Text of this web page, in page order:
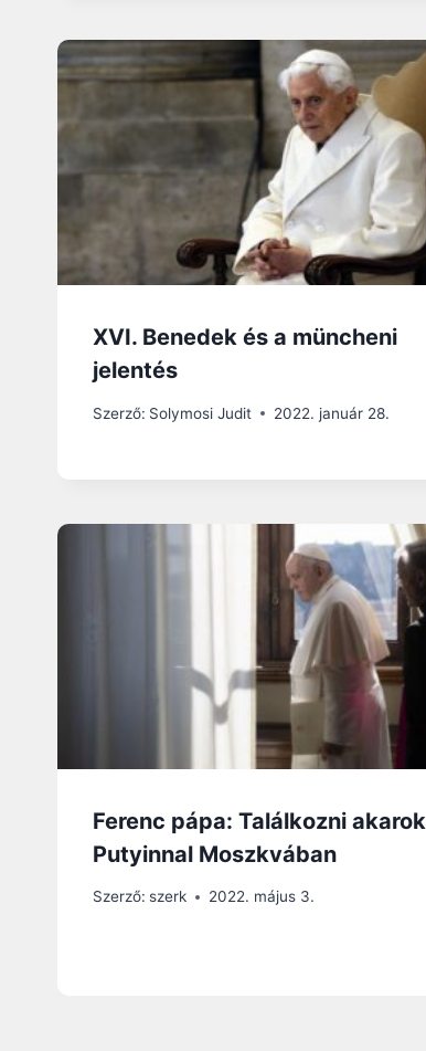
XVI. Benedek és a müncheni
jelentés
Szerző: Solymosi Judit 2022. január 28.
Ferenc pápa: Találkozni akarok
Putyinnal Moszkvában
Szerző: szerk 2022. május 3.